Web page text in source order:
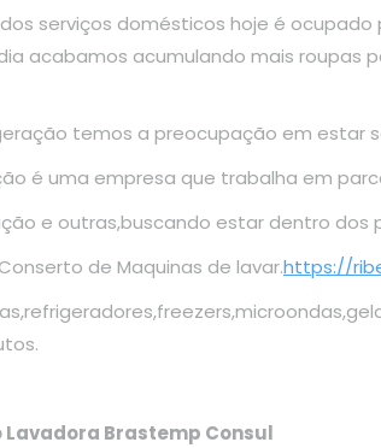
serviços domésticos hoje é
acabamos acumulando mais roupas
temos a preocupação em estar
é uma empresa que trabalha em
e outras,buscando estar dentro dos
de Maquinas de lavar.https://
Lavadora Brastemp Consul